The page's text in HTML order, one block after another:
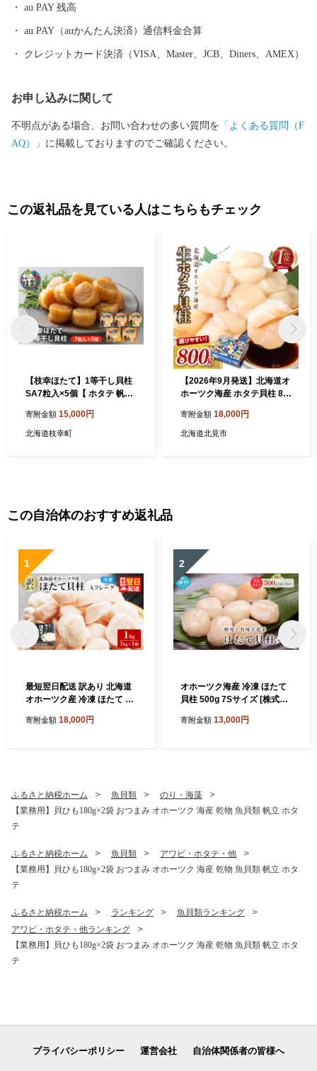
au PAY 残高
au PAY（auかんたん決済）通信料金合算
クレジットカード決済（VISA、Master、JCB、Diners、AMEX）
お申し込みに関して
不明点がある場合、お問い合わせの多い質問を 「よくある質問（F
AQ）」 に掲載しておりますのでご確認ください。
この返礼品を見ている人はこちらもチェック
【枝幸ほたて】1等干し貝柱
SA7粒入×5個【 ホタテ 帆立
乾物 魚貝 魚介 おつまみ 北海
道 オホーツク 枝幸 】
寄附金額 15,000円
北海道枝幸町
【2026年9月発送】北海道オ
ホーツク海産 ホタテ貝柱 80
貝 貝類 帆立 ほたて お刺身
刺身 貝柱 海鮮丼 帆立貝柱 人
寄附金額 18,000円
北海道北見市
この自治体のおすすめ返礼品
1
最短翌日配送 訳あり 北海道
オホーツク産 冷凍 ほたて 貝
ランキング 海鮮 刺身 冷凍ふ
寄附金額 18,000円
2
オホーツク海産 冷凍 ほたて
貝柱 500g 7Sサイズ [株式会
身 玉冷 海鮮 魚介 魚貝類 生
寄附金額 13,000円
ふるさと納税ホーム 魚貝類
のり・海藻
【業務用】貝ひも180g×2袋 おつまみ オホーツク 海産 乾物 魚貝類 帆立 ホタ
テ
ふるさと納税ホーム 魚貝類
アワビ・ホタテ・他
【業務用】貝ひも180g×2袋 おつまみ オホーツク 海産 乾物 魚貝類 帆立 ホタ
テ
ふるさと納税ホーム ランキング
魚貝類ランキング
アワビ・ホタテ・他ランキング
【業務用】貝ひも180g×2袋 おつまみ オホーツク 海産 乾物 魚貝類 帆立 ホタ
テ
プライバシーポリシー 運営会社 自治体関係者の皆様へ